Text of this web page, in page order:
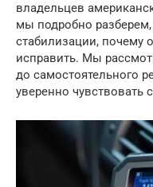
владельцев
мы подробно разберем,
стабилизации, почему
исправить. Мы
до самостоятельного
уверенно чувствовать